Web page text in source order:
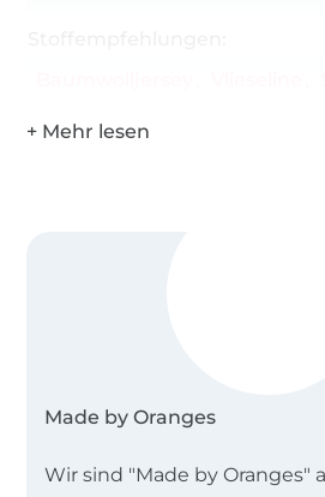
Made by Oranges
Wir sind "Made by Oranges"